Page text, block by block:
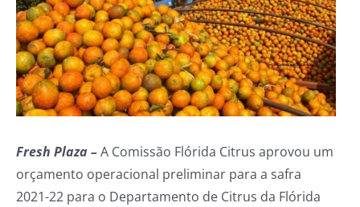
Fresh Plaza –A Comissão Flórida Citrus aprovou um
orçamento operacional preliminar para a safra
2021-22 para o Departamento de Citrus da Flórida